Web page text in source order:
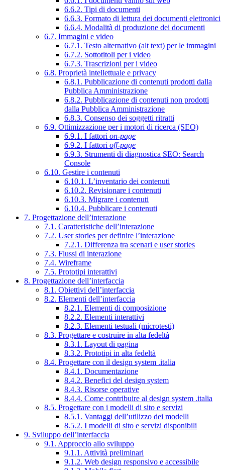
6.6.2. Tipi di documenti
6.6.3. Formato di lettura dei documenti elettronici
6.6.4. Modalità di produzione dei documenti
6.7. Immagini e video
6.7.1. Testo alternativo (alt text) per le immagini
6.7.2. Sottotitoli per i video
6.7.3. Trascrizioni per i video
6.8. Proprietà intellettuale e privacy
6.8.1. Pubblicazione di contenuti prodotti dalla
Pubblica Amministrazione
6.8.2. Pubblicazione di contenuti non prodotti
dalla Pubblica Amministrazione
6.8.3. Consenso dei soggetti ritratti
6.9. Ottimizzazione per i motori di ricerca (SEO)
6.9.1. I fattori on-page
6.9.2. I fattori off-page
6.9.3. Strumenti di diagnostica SEO: Search
Console
6.10. Gestire i contenuti
6.10.1. L’inventario dei contenuti
6.10.2. Revisionare i contenuti
6.10.3. Migrare i contenuti
6.10.4. Pubblicare i contenuti
7. Progettazione dell’interazione
7.1. Caratteristiche dell’interazione
7.2. User stories per definire l’interazione
7.2.1. Differenza tra scenari e user stories
7.3. Flussi di interazione
7.4. Wireframe
7.5. Prototipi interattivi
8. Progettazione dell’interfaccia
8.1. Obiettivi dell’interfaccia
8.2. Elementi dell’interfaccia
8.2.1. Elementi di composizione
8.2.2. Elementi interattivi
8.2.3. Elementi testuali (microtesti)
8.3. Progettare e costruire in alta fedeltà
8.3.1. Layout di pagina
8.3.2. Prototipi in alta fedeltà
8.4. Progettare con il design system .italia
8.4.1. Documentazione
8.4.2. Benefici del design system
8.4.3. Risorse operative
8.4.4. Come contribuire al design system .italia
8.5. Progettare con i modelli di sito e servizi
8.5.1. Vantaggi dell’utilizzo dei modelli
8.5.2. I modelli di sito e servizi disponibili
9. Sviluppo dell’interfaccia
9.1. Approccio allo sviluppo
9.1.1. Attività preliminari
9.1.2. Web design responsivo e accessibile